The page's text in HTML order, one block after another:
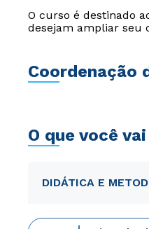
O curso é destinado
desejam ampliar seu
Coordenação
O que você
DIDÁTICA E